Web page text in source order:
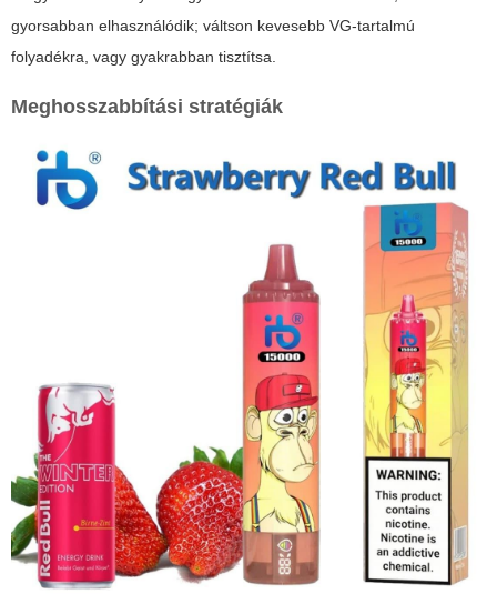
gyorsabban elhasználódik; váltson kevesebb VG-tartalmú
folyadékra, vagy gyakrabban tisztítsa.
Meghosszabbítási stratégiák